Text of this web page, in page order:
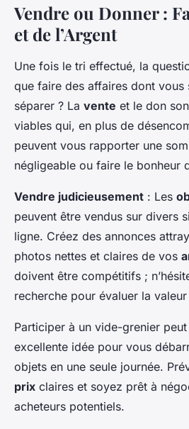
Vendre ou Donner :
et de l’Argent
Une fois le tri effectué, la
que faire des affaires dont vous
séparer ? La vente et le don
viables qui, en plus de
peuvent vous rapporter une
négligeable ou faire le bonheur
Vendre judicieusement : Les
peuvent être vendus sur divers
ligne. Créez des annonces
photos nettes et claires de vos
doivent être compétitifs ;
recherche pour évaluer la
Participer à un vide-grenier
excellente idée pour vous
objets en une seule journée.
prix claires et soyez prêt à
acheteurs potentiels.